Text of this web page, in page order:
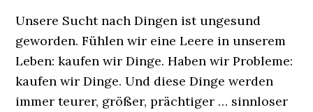
Unsere Sucht nach Dingen ist ungesund
geworden. Fühlen wir eine Leere in unserem
Leben: kaufen wir Dinge. Haben wir Probleme:
kaufen wir Dinge. Und diese Dinge werden
immer teurer, größer, prächtiger … sinnloser